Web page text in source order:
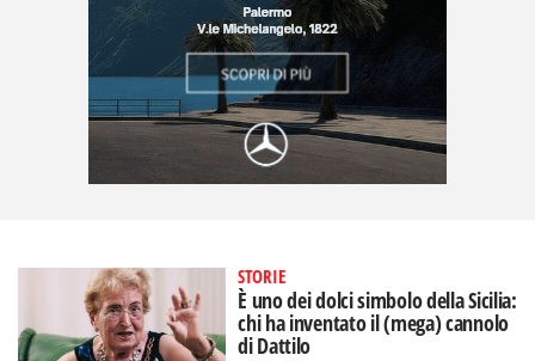
STORIE
È uno dei dolci simbolo della Sicilia:
chi ha inventato il (mega) cannolo
di Dattilo